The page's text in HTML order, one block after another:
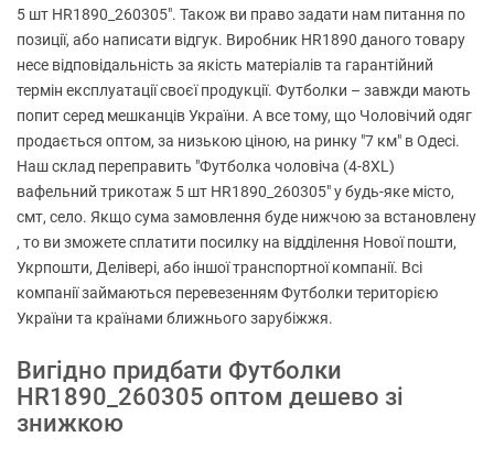
5 шт HR1890_260305". Також ви право задати нам питання по
позиції, або написати відгук. Виробник HR1890 даного товару
несе відповідальність за якість матеріалів та гарантійний
термін експлуатації своєї продукції. Футболки – завжди мають
попит серед мешканців України. А все тому, що Чоловічий одяг
продається оптом, за низькою ціною, на ринку "7 км" в Одесі.
Наш склад переправить "Футболка чоловіча (4-8XL)
вафельний трикотаж 5 шт HR1890_260305" у будь-яке місто,
смт, село. Якщо сума замовлення буде нижчою за встановлену
, то ви зможете сплатити посилку на відділення Нової пошти,
Укрпошти, Делівері, або іншої транспортної компанії. Всі
компанії займаються перевезенням Футболки територією
України та країнами ближнього зарубіжжя.
Вигідно придбати Футболки
HR1890_260305 оптом дешево зі
знижкою